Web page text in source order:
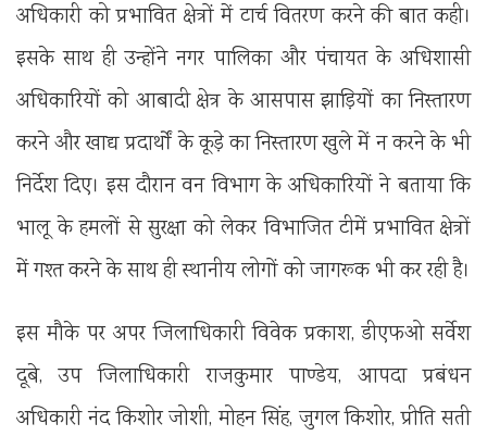
अधिकारी को प्रभावित क्षेत्रों में टार्च वितरण करने की बात कही।
इसके साथ ही उन्होंने नगर पालिका और पंचायत के अधिशासी
अधिकारियों को आबादी क्षेत्र के आसपास झाड़ियों का निस्तारण
करने और खाद्य प्रदार्थों के कूड़े का निस्तारण खुले में न करने के भी
निर्देश दिए। इस दौरान वन विभाग के अधिकारियों ने बताया कि
भालू के हमलों से सुरक्षा को लेकर विभाजित टीमें प्रभावित क्षेत्रों
में गश्त करने के साथ ही स्थानीय लोगों को जागरूक भी कर रही है।
इस मौके पर अपर जिलाधिकारी विवेक प्रकाश, डीएफओ सर्वेश
दूबे, उप जिलाधिकारी राजकुमार पाण्डेय, आपदा प्रबंधन
अधिकारी नंद किशोर जोशी, मोहन सिंह, जुगल किशोर, प्रीति सती